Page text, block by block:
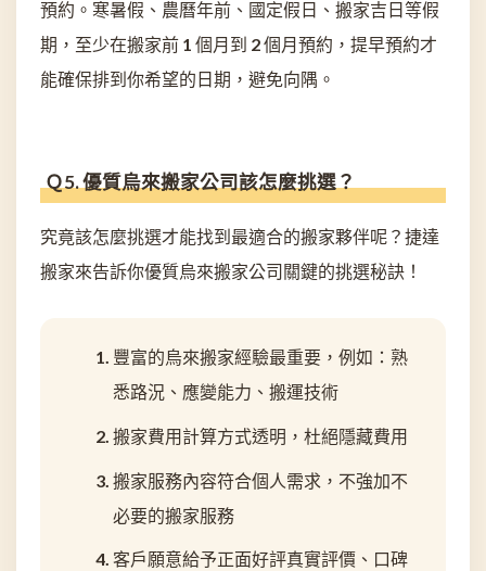
預約。寒暑假、農曆年前、國定假日、搬家吉日等假
期，至少在搬家前 1 個月到 2 個月預約，提早預約才
能確保排到你希望的日期，避免向隅。
Ｑ5. 優質烏來搬家公司該怎麼挑選？
究竟該怎麼挑選才能找到最適合的搬家夥伴呢？捷達
搬家來告訴你優質烏來搬家公司關鍵的挑選秘訣！
豐富的烏來搬家經驗最重要，例如：熟
悉路況、應變能力、搬運技術
搬家費用計算方式透明，杜絕隱藏費用
搬家服務內容符合個人需求，不強加不
必要的搬家服務
客戶願意給予正面好評真實評價、口碑